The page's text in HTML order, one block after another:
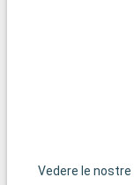
Vedere le